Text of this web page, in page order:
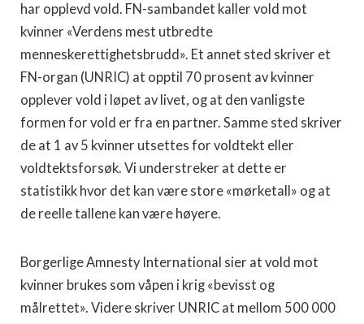
har opplevd vold. FN-sambandet kaller vold mot
kvinner «Verdens mest utbredte
menneskerettighetsbrudd». Et annet sted skriver et
FN-organ (UNRIC) at opptil 70 prosent av kvinner
opplever vold i løpet av livet, og at den vanligste
formen for vold er fra en partner. Samme sted skriver
de at 1 av 5 kvinner utsettes for voldtekt eller
voldtektsforsøk. Vi understreker at dette er
statistikk hvor det kan være store «mørketall» og at
de reelle tallene kan være høyere.
Borgerlige Amnesty International sier at vold mot
kvinner brukes som våpen i krig «bevisst og
målrettet». Videre skriver UNRIC at mellom 500 000